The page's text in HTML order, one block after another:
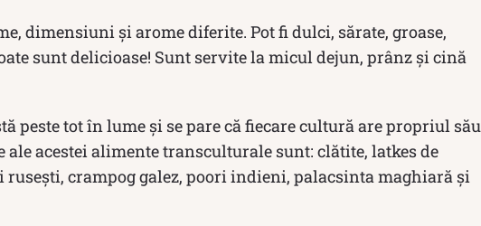
dimensiuni și arome diferite. Pot fi dulci, sărate, groase,
sunt delicioase! Sunt servite la micul dejun, prânz și cină
peste tot în lume și se pare că fiecare cultură are propriul său
ale acestei alimente transculturale sunt: clătite, latkes de
crampog galez, poori indieni, palacsinta maghiară și